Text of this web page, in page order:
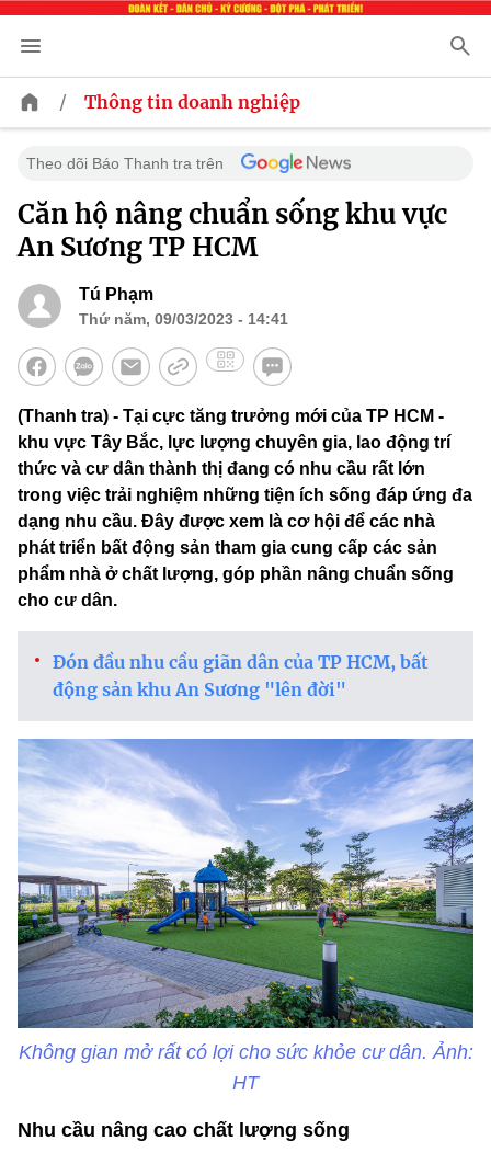
/ Thông tin doanh nghiệp
Theo dõi Báo Thanh tra trên
Căn hộ nâng chuẩn sống khu vực
An Sương TP HCM
Tú Phạm
Thứ năm, 09/03/2023 - 14:41
(Thanh tra) - Tại cực tăng trưởng mới của TP HCM -
khu vực Tây Bắc, lực lượng chuyên gia, lao động trí
thức và cư dân thành thị đang có nhu cầu rất lớn
trong việc trải nghiệm những tiện ích sống đáp ứng đa
dạng nhu cầu. Đây được xem là cơ hội để các nhà
phát triển bất động sản tham gia cung cấp các sản
phẩm nhà ở chất lượng, góp phần nâng chuẩn sống
cho cư dân.
Đón đầu nhu cầu giãn dân của TP HCM, bất
động sản khu An Sương "lên đời"
Không gian mở rất có lợi cho sức khỏe cư dân. Ảnh:
HT
Nhu cầu nâng cao chất lượng sống